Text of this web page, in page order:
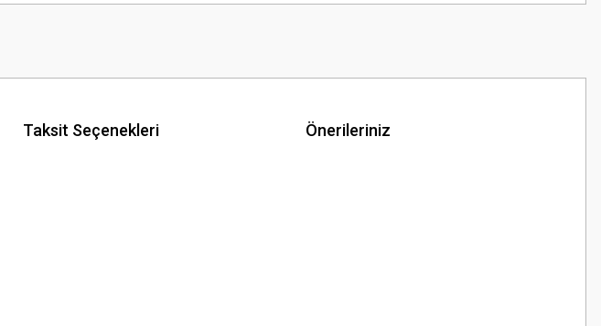
Taksit Seçenekleri Önerileriniz